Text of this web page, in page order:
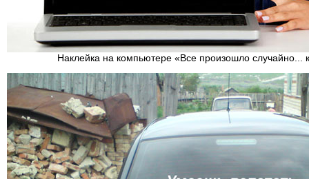
Наклейка на компьютере «Все произошло случайно...